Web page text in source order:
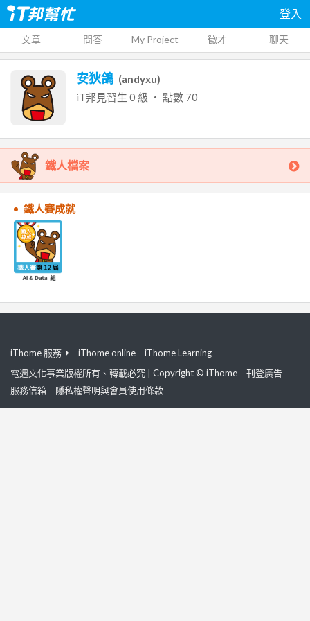
登入
文章 問答 My Project 徵才 聊天
安狄鴿 (andyxu)
iT邦見習生 0 級 ‧ 點數 70
鐵人檔案
鐵人賽成就
iThome 服務 iThome online
iThome Learning
電週文化事業版權所有、轉載必究 | Copyright © iThome
刊登廣告
服務信箱
隱私權聲明與會員使用條款